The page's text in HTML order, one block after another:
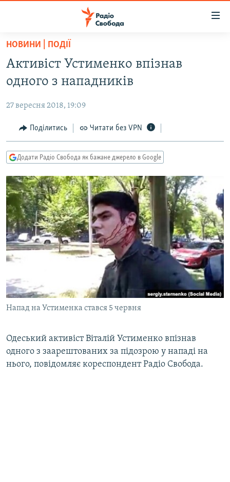
Перейти
основного
матеріалу
до
навігації
Перейти
до
ПОЛІТИКА
ЕКОНОМІКА
КУЛЬТУРА
СПОРТ
УКРАЇНА
СВІТ
ВІЙНА
РОСІЙСЬКА «ФІЛЬТРАЦІЯ»
КРИМ.РЕАЛІЇ
ТИ ЯК?
СХЕМИ
КИТАЙ.ВИКЛИКИ
МУЛЬТИМЕДІА
ФОТО
СПЕЦПРОЄКТИ
ПОДКАСТИ
РУС
УКР
НОВИНИ | ПОДІЇ
Активіст Устименко впізнав
одного з нападників
27 вересня 2018, 19:09
Поділитись Читати без VPN
Додати Радіо Свобода як бажане джерело в Google
Напад на Устименка стався 5 червня
Одеський активіст Віталій Устименко впізнав
одного з заарештованих за підозрою у нападі на
нього, повідомляє кореспондент Радіо Свобода.